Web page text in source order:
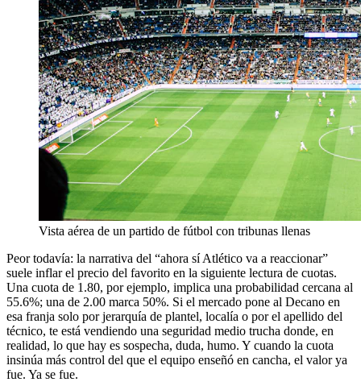
Vista aérea de un partido de fútbol con tribunas llenas
Peor todavía: la narrativa del “ahora sí Atlético va a reaccionar”
suele inflar el precio del favorito en la siguiente lectura de cuotas.
Una cuota de 1.80, por ejemplo, implica una probabilidad cercana al
55.6%; una de 2.00 marca 50%. Si el mercado pone al Decano en
esa franja solo por jerarquía de plantel, localía o por el apellido del
técnico, te está vendiendo una seguridad medio trucha donde, en
realidad, lo que hay es sospecha, duda, humo. Y cuando la cuota
insinúa más control del que el equipo enseñó en cancha, el valor ya
fue. Ya se fue.